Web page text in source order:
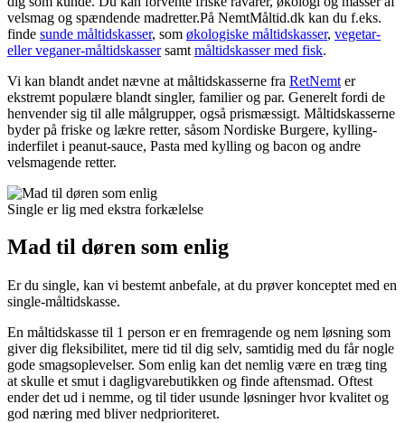
velsmag og spændende madretter.På NemtMåltid.dk kan du f.eks.
finde sunde måltidskasser, som økologiske måltidskasser, vegetar-
eller veganer-måltidskassersamt måltidskasser med fisk.
Vi kan blandt andet nævne at måltidskasserne fra RetNemt er
ekstremt populære blandt singler, familier og par. Generelt fordi de
henvender sig til alle målgrupper, også prismæssigt. Måltidskasserne
byder på friske og lækre retter, såsom Nordiske Burgere, kylling-
inderfilet i peanut-sauce, Pasta med kylling og bacon og andre
velsmagende retter.
Single er lig med ekstra forkælelse
Mad til døren som enlig
Er du single, kan vi bestemt anbefale, at du prøver konceptet med en
single-måltidskasse.
En måltidskasse til 1 person er en fremragende og nem løsning som
giver dig fleksibilitet, mere tid til dig selv, samtidig med du får nogle
gode smagsoplevelser. Som enlig kan det nemlig være en træg ting
at skulle et smut i dagligvarebutikken og finde aftensmad. Oftest
ender det ud i nemme, og til tider usunde løsninger hvor kvalitet og
god næring med bliver nedprioriteret.